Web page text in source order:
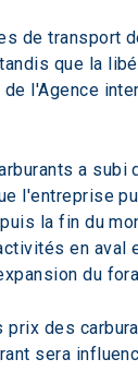
de transport
que la
l'Agence
a
l'entreprise
la fin du
en
du
des
sera